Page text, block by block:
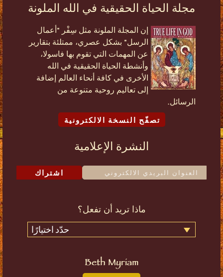
مجلة الحياة الحقيقية في الله الملونة
إن المجلة الملونة مثل سِفْر "أعمال
الرسل" بشكل عصري، ممتلئة بتقارير
عن المهمات التي تقوم بها فاسولا،
وأنشطة الحياة الحقيقية في الله
الأخرى في كافة أنحاء العالم إضافة
إلى تعاليم روحية متنوعة من
الرسائل.
تصفّح النسخة الالكترونية
النشرة الإعلامية
اشتراك
ماذا تريد أن تفعل؟
حدّد اختيارًا
Beth Myriam